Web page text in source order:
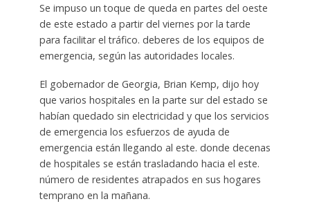
Se impuso un toque de queda en partes del oeste
de este estado a partir del viernes por la tarde
para facilitar el tráfico. deberes de los equipos de
emergencia, según las autoridades locales.
El gobernador de Georgia, Brian Kemp, dijo hoy
que varios hospitales en la parte sur del estado se
habían quedado sin electricidad y que los servicios
de emergencia los esfuerzos de ayuda de
emergencia están llegando al este. donde decenas
de hospitales se están trasladando hacia el este.
número de residentes atrapados en sus hogares
temprano en la mañana.